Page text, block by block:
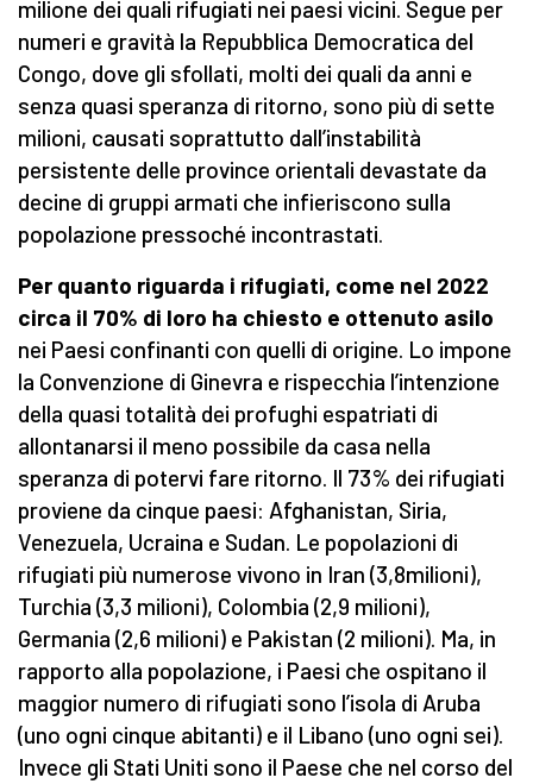
milione dei quali rifugiati nei paesi vicini. Segue per
numeri e gravità la Repubblica Democratica del
Congo, dove gli sfollati, molti dei quali da anni e
senza quasi speranza di ritorno, sono più di sette
milioni, causati soprattutto dall’instabilità
persistente delle province orientali devastate da
decine di gruppi armati che infieriscono sulla
popolazione pressoché incontrastati.
Per quanto riguarda i rifugiati, come nel 2022
circa il 70% di loro ha chiesto e ottenuto asilo
nei Paesi confinanti con quelli di origine. Lo impone
la Convenzione di Ginevra e rispecchia l’intenzione
della quasi totalità dei profughi espatriati di
allontanarsi il meno possibile da casa nella
speranza di potervi fare ritorno. Il 73% dei rifugiati
proviene da cinque paesi: Afghanistan, Siria,
Venezuela, Ucraina e Sudan. Le popolazioni di
rifugiati più numerose vivono in Iran (3,8milioni),
Turchia (3,3 milioni), Colombia (2,9 milioni),
Germania (2,6 milioni) e Pakistan (2 milioni). Ma, in
rapporto alla popolazione, i Paesi che ospitano il
maggior numero di rifugiati sono l’isola di Aruba
(uno ogni cinque abitanti) e il Libano (uno ogni sei).
Invece gli Stati Uniti sono il Paese che nel corso del